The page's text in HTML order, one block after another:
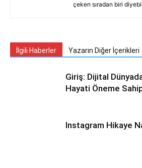
çeken sıradan biri
İlgili Haberler Yazarın Diğer İçerikleri
Giriş: Dijital
Hayati Öneme
Instagram Hikaye